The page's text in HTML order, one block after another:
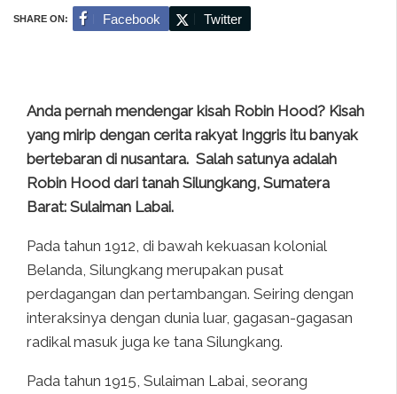
SHARE ON: Facebook Twitter
Anda pernah mendengar kisah Robin Hood? Kisah
yang mirip dengan cerita rakyat Inggris itu banyak
bertebaran di nusantara. Salah satunya adalah
Robin Hood dari tanah Silungkang, Sumatera
Barat: Sulaiman Labai.
Pada tahun 1912, di bawah kekuasan kolonial
Belanda, Silungkang merupakan pusat
perdagangan dan pertambangan. Seiring dengan
interaksinya dengan dunia luar, gagasan-gagasan
radikal masuk juga ke tana Silungkang.
Pada tahun 1915, Sulaiman Labai, seorang